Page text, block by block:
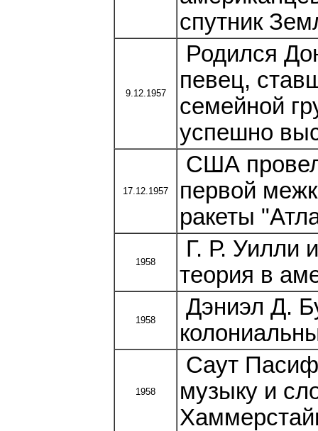
спутник
9.12.1957
Родился
певец,
семейной
успешно
17.12.1957
США
первой
ракеты
1958
Г. Р. Уилли
теория в
1958
Дэниэл Д.
1958
Саут
музыку и